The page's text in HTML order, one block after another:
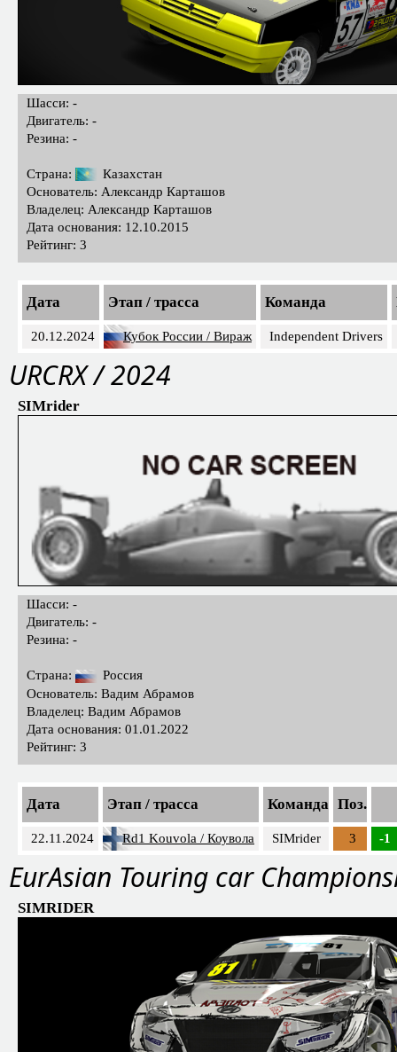
Шасси: -
Двигатель: -
Резина: -
Страна:
Казахстан
Основатель: Александр Карташов
Владелец: Александр Карташов
Дата основания: 12.10.2015
Рейтинг: 3
Дата Этап / трасса Команда
20.12.2024 Кубок России / Вираж Independent Drivers
URCRX / 2024
SIMrider
Шасси: -
Двигатель: -
Резина: -
Страна:
Россия
Основатель: Вадим Абрамов
Владелец: Вадим Абрамов
Дата основания: 01.01.2022
Рейтинг: 3
Дата Этап / трасса Команда Поз.
22.11.2024 Rd1 Kouvola / Коувола SIMrider 3 -1
EurAsian Touring car
SIMRIDER